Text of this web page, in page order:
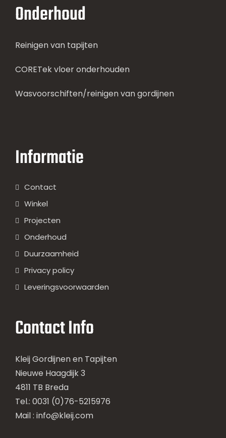
Onderhoud
Reinigen van tapijten
CORETek vloer onderhouden
Wasvoorschiften/reinigen van gordijnen
Informatie
Contact
Winkel
Projecten
Onderhoud
Duurzaamheid
Privacy policy
Leveringsvoorwaarden
Contact Info
Kleij Gordijnen en Tapijten
Nieuwe Haagdijk 3
4811 TB Breda
Tel.: 0031 (0)76-5215976
Mail : info@kleij.com